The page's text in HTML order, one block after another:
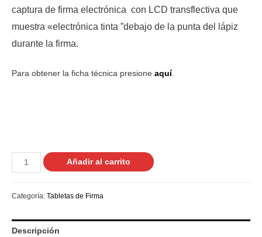
captura de firma electrónica con LCD transflectiva que
muestra «electrónica tinta ”debajo de la punta del lápiz
durante la firma.
Para obtener la ficha técnica presione aquí
Tableta
de
electrónica
Añadir al carrito
Categoría: Tabletas de Firma
Descripción